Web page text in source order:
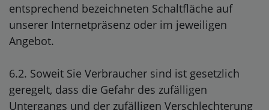
entsprechend bezeichneten Schaltfläche auf
unserer Internetpräsenz oder im jeweiligen
Angebot.
6.2. Soweit Sie Verbraucher sind ist gesetzlich
geregelt, dass die Gefahr des zufälligen
Untergangs und der zufälligen Verschlechterung